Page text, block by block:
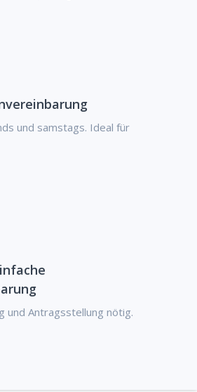
und samstags. Ideal für
und Antragsstellung nötig.